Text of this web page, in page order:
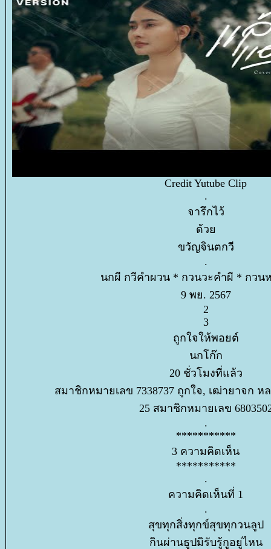
Credit Yutube Clip
.
จารึกไว้
ด้ว
ขวัญจินตกวี
.
นกผี กวีคำผวน * กวนวะคำผี * กวน
9 พย. 2567
2
3
ถูกใจให้พอยต์
นกโก๊ก
20 ชั่วโมงที่แล้ว
สมาชิกหมายเลข 7338737 ถูกใจ, เฒ่ายาจก ห
25 สมาชิกหมายเลข
.
***********
3 ความคิดเห็น
***********
.
ความคิดเห็นที่ 1
.
สุขทุกสิ่งทุกข์สุขทุกวนลูป
กินผ่านธูปมิรับรู้กูอยู่ไหน